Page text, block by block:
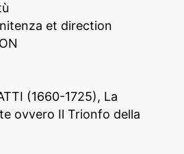
et direction
(1660-1725), La
ovvero Il Trionfo della